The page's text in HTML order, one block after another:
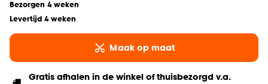
Bezorgen 4 weken
Levertijd 4 weken
Maak op maat
Gratis afhalen in de winkel of thuisbezorgd v.a.